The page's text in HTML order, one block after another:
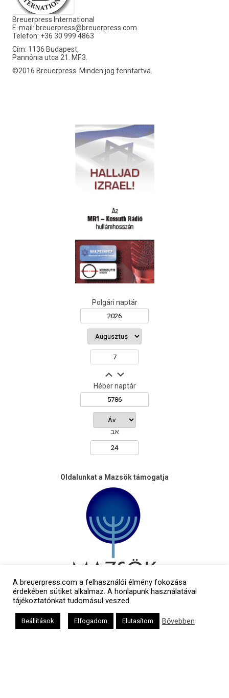
Breuerpress International
E-mail: breuerpress@breuerpress.com
Telefon: +36 30 999 4863
Cím: 1136 Budapest,
Pannónia utca 21. MF.3.
©2016 Breuerpress. Minden jog fenntartva.
Polgári naptár
Héber naptár
אב
Oldalunkat a Mazsök támogatja
A breuerpress.com a felhasználói élmény fokozása
érdekében sütiket alkalmaz. A honlapunk használatával
tájékoztatónkat tudomásul veszed.
Beállítások Elfogadom Elutasítom Bővebben